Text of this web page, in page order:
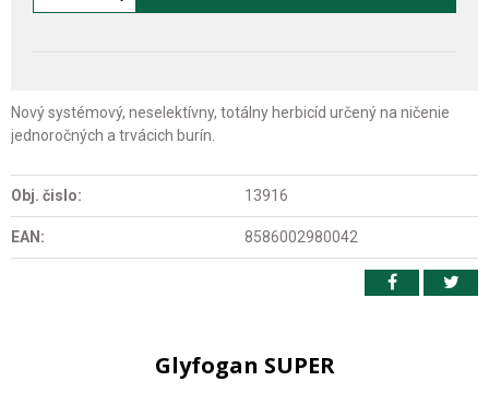
Nový systémový, neselektívny, totálny herbicíd určený na ničenie
jednoročných a trvácich burín.
Obj. čislo: 13916
EAN: 8586002980042
Glyfogan SUPER